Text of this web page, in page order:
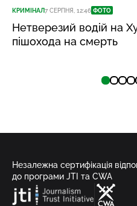
КРИМІНАЛ7 СЕРПНЯ, 12:46 ФОТО
Нетверезий водій на
пішохода на смерть
Незалежна сертифікація
до програми JTI та CWA